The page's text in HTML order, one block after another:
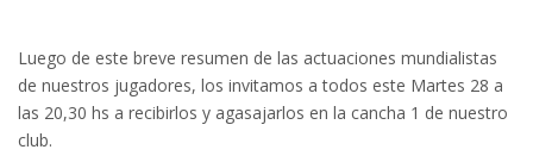
Luego de este breve resumen de las actuaciones mundialistas
de nuestros jugadores, los invitamos a todos este Martes 28 a
las 20,30 hs a recibirlos y agasajarlos en la cancha 1 de nuestro
club.